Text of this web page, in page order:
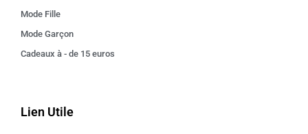
Mode Fille
Mode Garçon
Cadeaux à - de 15 euros
Lien Utile